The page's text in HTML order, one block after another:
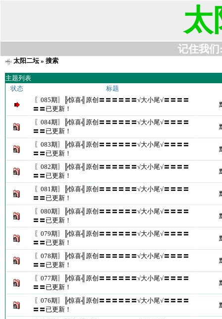
太
记住我们
太阳二坛» 搜索
主题列表
状态
标题
〖085期〗╠惊喜╣原创〓〓〓〓〓〓√大小尾√〓〓〓〓
〓〓已更新！
〖084期〗╠惊喜╣原创〓〓〓〓〓〓√大小尾√〓〓〓〓
〓〓已更新！
〖083期〗╠惊喜╣原创〓〓〓〓〓〓√大小尾√〓〓〓〓
〓〓已更新！
〖082期〗╠惊喜╣原创〓〓〓〓〓〓√大小尾√〓〓〓〓
〓〓已更新！
〖081期〗╠惊喜╣原创〓〓〓〓〓〓√大小尾√〓〓〓〓
〓〓已更新！
〖080期〗╠惊喜╣原创〓〓〓〓〓〓√大小尾√〓〓〓〓
〓〓已更新！
〖079期〗╠惊喜╣原创〓〓〓〓〓〓√大小尾√〓〓〓〓
〓〓已更新！
〖078期〗╠惊喜╣原创〓〓〓〓〓〓√大小尾√〓〓〓〓
〓〓已更新！
〖077期〗╠惊喜╣原创〓〓〓〓〓〓√大小尾√〓〓〓〓
〓〓已更新！
〖076期〗╠惊喜╣原创〓〓〓〓〓〓√大小尾√〓〓〓〓
〓〓已更新！